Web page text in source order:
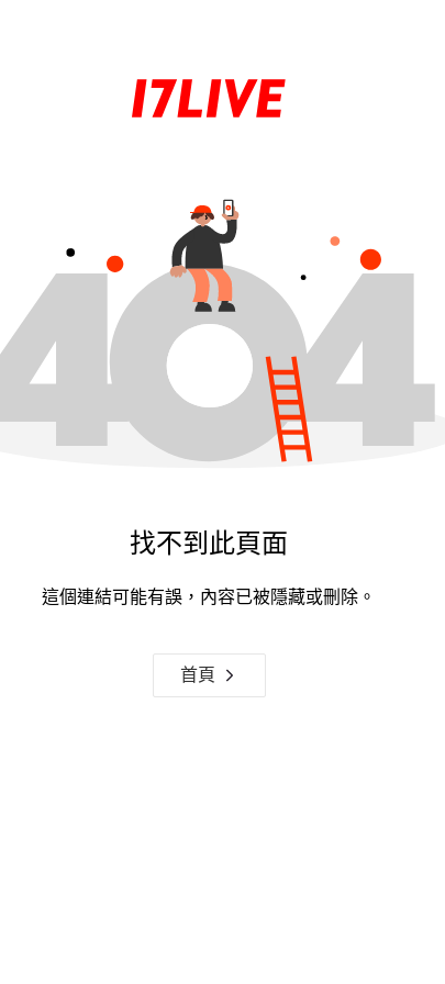
找不到此頁面
這個連結可能有誤，內容已被隱藏或刪除。
首頁